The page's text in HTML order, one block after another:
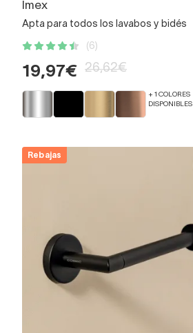
Imex
Apta para todos los lavabos y bidés
(6)
19,97€ 26,62€
+ 1 COLORES
DISPONIBLES
Rebajas